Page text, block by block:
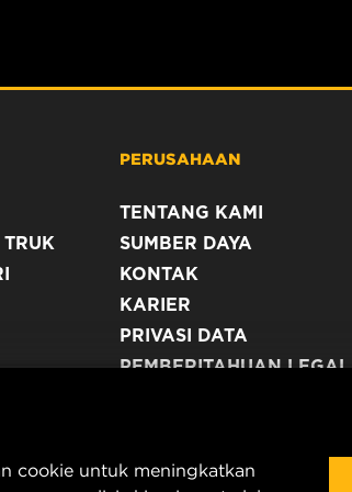
PERUSAHAAN
TENTANG KAMI
SUMBER DAYA
KONTAK
KARIER
PRIVASI DATA
PEMBERITAHUAN LEGAL
cookie untuk meningkatkan